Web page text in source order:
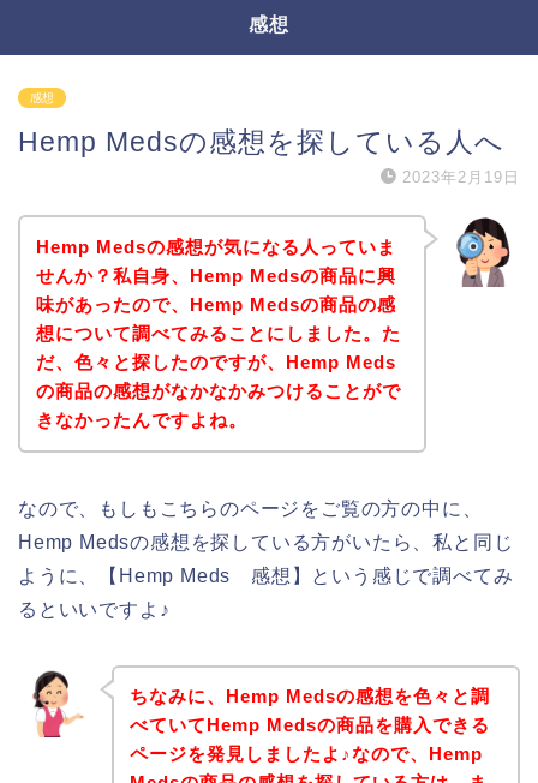
感想
感想
Hemp Medsの感想を探している人へ
2023年2月19日
Hemp Medsの感想が気になる人っていま
せんか？私自身、Hemp Medsの商品に興
味があったので、Hemp Medsの商品の感
想について調べてみることにしました。た
だ、色々と探したのですが、Hemp Meds
の商品の感想がなかなかみつけることがで
きなかったんですよね。
なので、もしもこちらのページをご覧の方の中に、
Hemp Medsの感想を探している方がいたら、私と同じ
ように、【Hemp Meds 感想】という感じで調べてみ
るといいですよ♪
ちなみに、Hemp Medsの感想を色々と調
べていてHemp Medsの商品を購入できる
ページを発見しましたよ♪なので、Hemp